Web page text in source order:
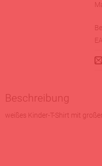
Beschreibung
weißes Kinder-T-Shirt mit